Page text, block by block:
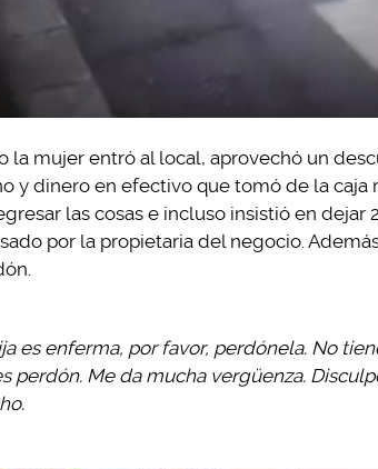
la mujer entró al local, aprovechó un
y dinero en efectivo que tomó de la caja
las cosas e incluso insistió en
por la propietaria del negocio.
es enferma, por favor, perdónela. No
perdón. Me da mucha vergüenza.